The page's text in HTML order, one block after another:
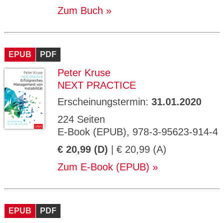
Zum Buch
EPUB PDF
Peter Kruse
NEXT PRACTICE
Erscheinungstermin: 31.01.2020
224 Seiten
E-Book (EPUB), 978-3-95623-914-4
€ 20,99 (D) | € 20,99 (A)
Zum E-Book (EPUB)
EPUB PDF